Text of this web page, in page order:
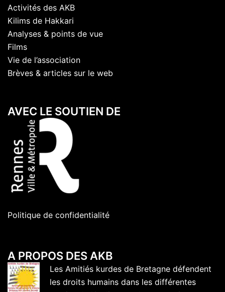
Activités des AKB
Kilims de Hakkari
Analyses & points de vue
Films
Vie de l’association
Brèves & articles sur le web
AVEC LE SOUTIEN DE
Politique de confidentialité
A PROPOS DES AKB
Les Amitiés kurdes de Bretagne défendent
les droits humains dans les différentes